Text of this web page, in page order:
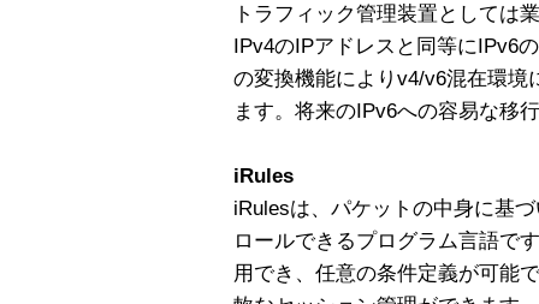
トラフィック管理装置としては
IPv4のIPアドレスと同等にIPv6
の変換機能によりv4/v6混在環境
ます。将来のIPv6への容易な移
iRules
iRulesは、パケットの中身に基
ロールできるプログラム言語で
用でき、任意の条件定義が可能